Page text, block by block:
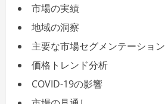
市場の実績
地域の洞察
主要な市場セグメンテーション
価格トレンド分析
COVID-19の影響